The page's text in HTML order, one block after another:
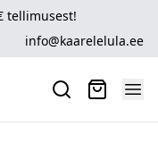
tellimusest!
info@kaarelelula.ee